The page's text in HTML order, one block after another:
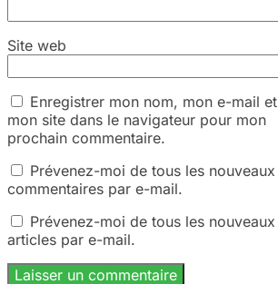
Site web
Enregistrer mon nom, mon e-mail et
mon site dans le navigateur pour mon
prochain commentaire.
Prévenez-moi de tous les nouveaux
commentaires par e-mail.
Prévenez-moi de tous les nouveaux
articles par e-mail.